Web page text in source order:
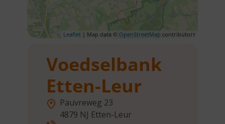
Leaflet | Map data © OpenStreetMap contributors
Voedselbank
Etten-Leur
Pauvreweg 23
4879 NJ Etten-Leur